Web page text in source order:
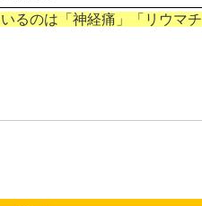
るのは「神経痛」「リウマ